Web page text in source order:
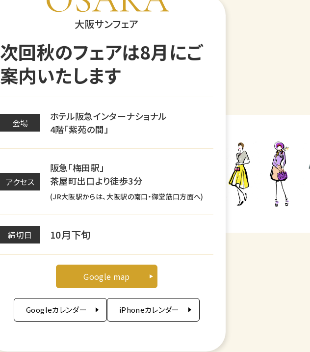
大阪サンフェア
次回秋のフェアは8月にご
案内いたします
会場
ホテル阪急インターナショナル
4階「紫苑の間」
アクセス
阪急「梅田駅」
茶屋町出口より徒歩3分
(JR大阪駅からは、大阪駅の南口・御堂筋口方面へ)
締切日 10月下旬
Google map
Googleカレンダー iPhoneカレンダー